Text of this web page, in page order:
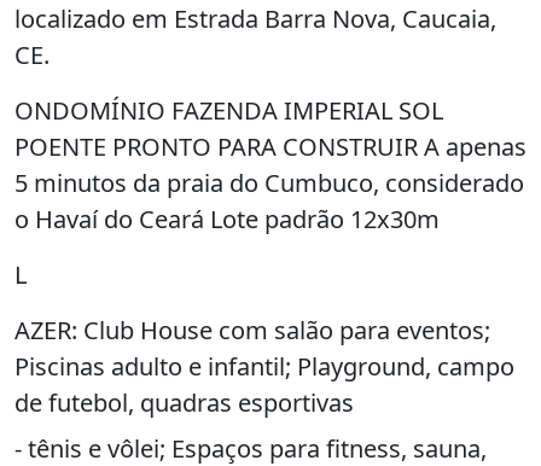
localizado em Estrada Barra Nova, Caucaia,
CE.
ONDOMÍNIO FAZENDA IMPERIAL SOL
POENTE PRONTO PARA CONSTRUIR A apenas
5 minutos da praia do Cumbuco, considerado
o Havaí do Ceará Lote padrão 12x30m
L
AZER: Club House com salão para eventos;
Piscinas adulto e infantil; Playground, campo
de futebol, quadras esportivas
- tênis e vôlei; Espaços para fitness, sauna,